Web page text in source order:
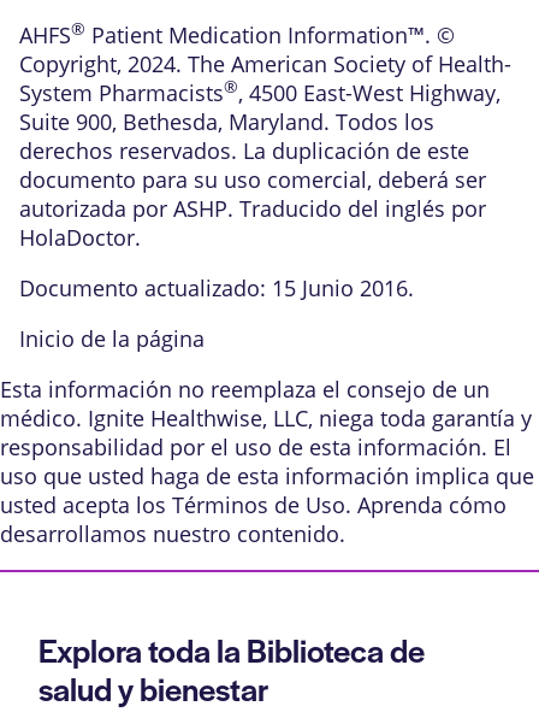
AHFS® Patient Medication Information™. ©
Copyright, 2024. The American Society of Health-
System Pharmacists®, 4500 East-West Highway,
Suite 900, Bethesda, Maryland. Todos los
derechos reservados. La duplicación de este
documento para su uso comercial, deberá ser
autorizada por ASHP. Traducido del inglés por
HolaDoctor.
Documento actualizado: 15 Junio 2016.
Inicio de la página
Esta información no reemplaza el consejo de un
médico. Ignite Healthwise, LLC, niega toda garantía y
responsabilidad por el uso de esta información. El
uso que usted haga de esta información implica que
usted acepta los Términos de Uso. Aprenda cómo
desarrollamos nuestro contenido.
Explora toda la Biblioteca de
salud y bienestar